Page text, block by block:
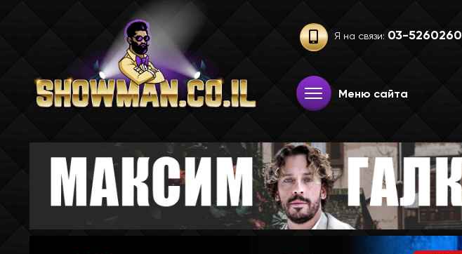
Я на связи: 03-52­60­260
Меню сайта